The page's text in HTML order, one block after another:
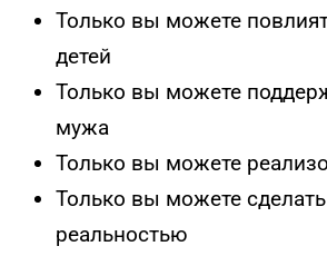
Только вы можете
детей
Только вы можете
мужа
Только вы можете
Только вы можете
реальностью